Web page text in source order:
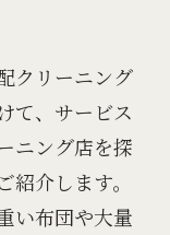
クリーニング
て、サービス
ニング店を探
介します。
い布団や大量